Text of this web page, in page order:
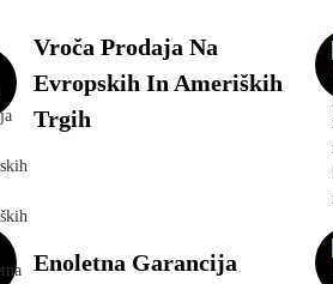
Vroča Prodaja Na
Evropskih In Ameriških
Trgih
Enoletna Garancija